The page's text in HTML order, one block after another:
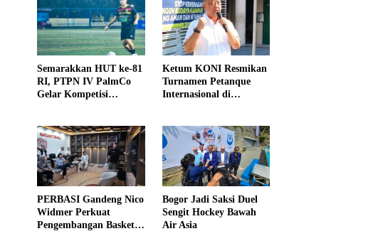
Semarakkan HUT ke-81
RI, PTPN IV PalmCo
Gelar Kompetisi
Ketum KONI Resmikan
Turnamen Petanque
Internasional di
PERBASI Gandeng Nico
Widmer Perkuat
Pengembangan Basket
Bogor Jadi Saksi Duel
Sengit Hockey Bawah
Air Asia